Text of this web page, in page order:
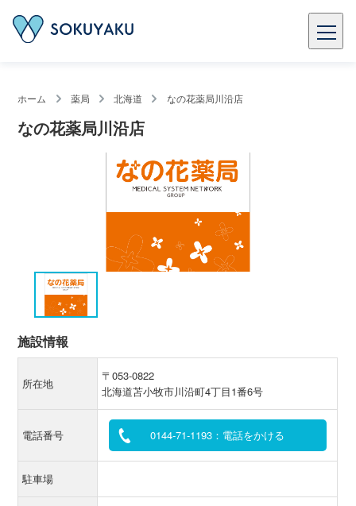
ホーム 薬局 北海道 なの花薬局川沿店
なの花薬局川沿店
施設情報
所在地
〒053-0822
北海道苫小牧市川沿町4丁目1番6号
電話番号 0144-71-1193：電話をかける
駐車場